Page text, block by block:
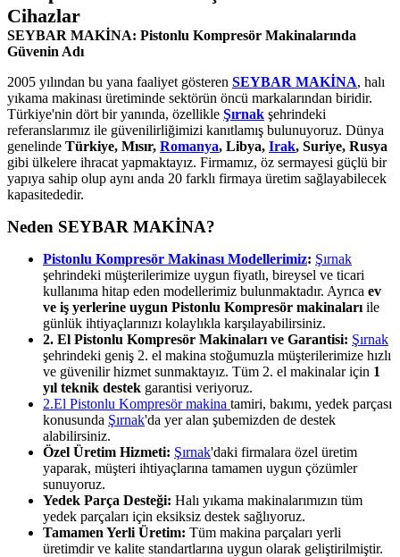
Cihazlar
SEYBAR MAKİNA: Pistonlu Kompresör Makinalarında
Güvenin Adı
2005 yılından bu yana faaliyet gösteren SEYBAR MAKİNA, halı
yıkama makinası üretiminde sektörün öncü markalarından biridir.
Türkiye'nin dört bir yanında, özellikle Şırnak şehrindeki
referanslarımız ile güvenilirliğimizi kanıtlamış bulunuyoruz. Dünya
genelinde Türkiye, Mısır, Romanya, Libya, Irak, Suriye, Rusya
gibi ülkelere ihracat yapmaktayız. Firmamız, öz sermayesi güçlü bir
yapıya sahip olup aynı anda 20 farklı firmaya üretim sağlayabilecek
kapasitededir.
Neden SEYBAR MAKİNA?
Pistonlu Kompresör Makinası Modellerimiz: Şırnak
şehrindeki müşterilerimize uygun fiyatlı, bireysel ve ticari
kullanıma hitap eden modellerimiz bulunmaktadır. Ayrıca ev
ve iş yerlerine uygun Pistonlu Kompresör makinaları ile
günlük ihtiyaçlarınızı kolaylıkla karşılayabilirsiniz.
2. El Pistonlu Kompresör Makinaları ve Garantisi: Şırnak
şehrindeki geniş 2. el makina stoğumuzla müşterilerimize hızlı
ve güvenilir hizmet sunmaktayız. Tüm 2. el makinalar için 1
yıl teknik destek garantisi veriyoruz.
2.El Pistonlu Kompresör makina tamiri, bakımı, yedek parçası
konusunda Şırnak'da yer alan şubemizden de destek
alabilirsiniz.
Özel Üretim Hizmeti: Şırnak'daki firmalara özel üretim
yaparak, müşteri ihtiyaçlarına tamamen uygun çözümler
sunuyoruz.
Yedek Parça Desteği: Halı yıkama makinalarımızın tüm
yedek parçaları için eksiksiz destek sağlıyoruz.
Tamamen Yerli Üretim: Tüm makina parçaları yerli
üretimdir ve kalite standartlarına uygun olarak geliştirilmiştir.